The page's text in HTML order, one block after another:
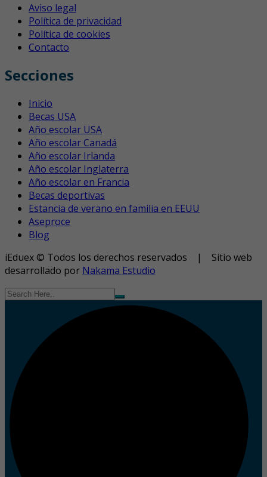
Aviso legal
Política de privacidad
Política de cookies
Contacto
Secciones
Inicio
Becas USA
Año escolar USA
Año escolar Canadá
Año escolar Irlanda
Año escolar Inglaterra
Año escolar en Francia
Becas deportivas
Estancia de verano en familia en EEUU
Aseproce
Blog
iEduex © Todos los derechos reservados | Sitio web
desarrollado por Nakama Estudio